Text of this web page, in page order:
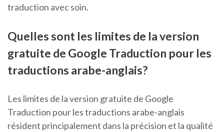
traduction avec soin.
Quelles sont les limites de la version
gratuite de Google Traduction pour les
traductions arabe-anglais?
Les limites de la version gratuite de Google
Traduction pour les traductions arabe-anglais
résident principalement dans la précision et la qualité